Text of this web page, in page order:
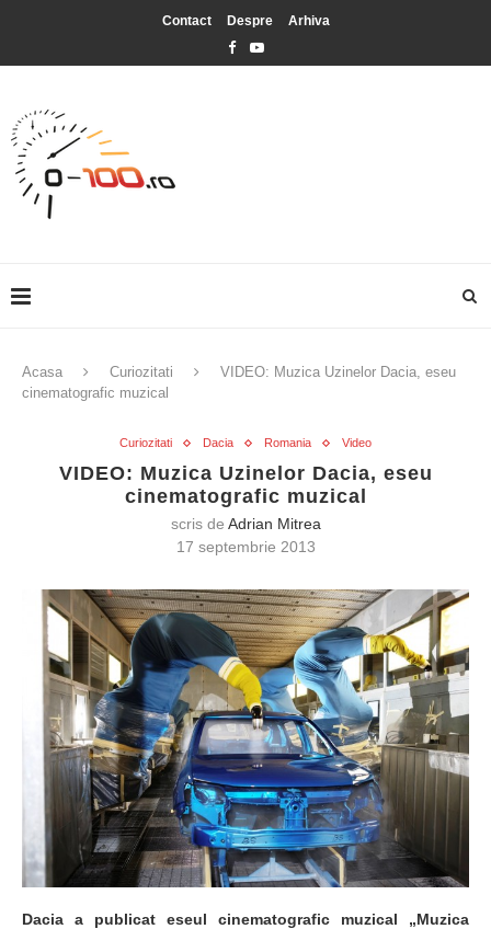
Contact Despre Arhiva
Acasa Curiozitati
VIDEO: Muzica Uzinelor Dacia, eseu
cinematografic muzical
Curiozitati Dacia Romania Video
VIDEO: Muzica Uzinelor Dacia, eseu
cinematografic muzical
scris de Adrian Mitrea
17 septembrie 2013
Dacia a publicat eseul cinematografic muzical „Muzica